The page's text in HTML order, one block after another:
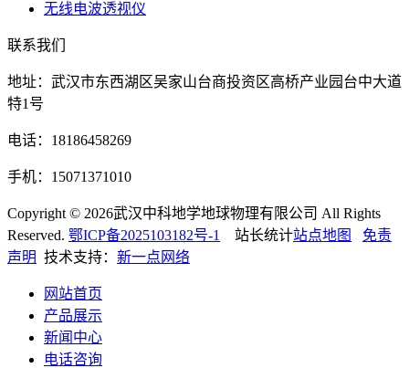
无线电波透视仪
联系我们
地址：武汉市东西湖区吴家山台商投资区高桥产业园台中大道
特1号
电话：18186458269
手机：15071371010
Copyright © 2026武汉中科地学地球物理有限公司 All Rights
Reserved. 鄂ICP备2025103182号-1 站长统计站点地图
免责
声明 技术支持： 新一点网络
网站首页
产品展示
新闻中心
电话咨询